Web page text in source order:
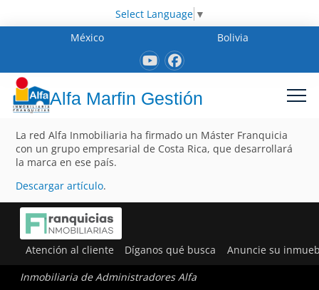
Select Language ▼
México
Bolivia
Alfa Marfin Gestión
La red Alfa Inmobiliaria ha firmado un Máster Franquicia
con un grupo empresarial de Costa Rica, que desarrollará
la marca en ese país.
Descargar artículo.
Atención al cliente Díganos qué busca Anuncie su
Inmobiliaria de Administradores Alfa